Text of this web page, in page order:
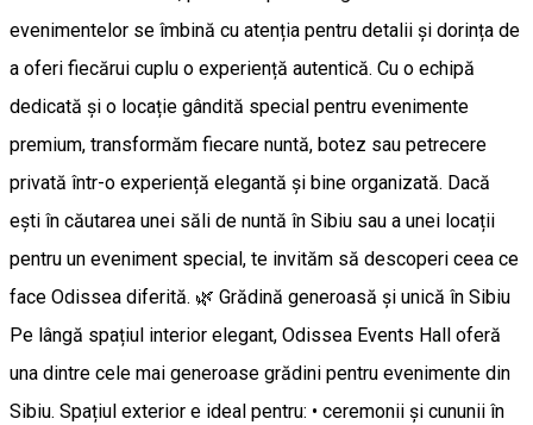
evenimentelor se îmbină cu atenția pentru detalii și dorința de
a oferi fiecărui cuplu o experiență autentică. Cu o echipă
dedicată și o locație gândită special pentru evenimente
premium, transformăm fiecare nuntă, botez sau petrecere
privată într-o experiență elegantă și bine organizată. Dacă
ești în căutarea unei săli de nuntă în Sibiu sau a unei locații
pentru un eveniment special, te invităm să descoperi ceea ce
face Odissea diferită. 🌿 Grădină generoasă și unică în Sibiu
Pe lângă spațiul interior elegant, Odissea Events Hall oferă
una dintre cele mai generoase grădini pentru evenimente din
Sibiu. Spațiul exterior e ideal pentru: • ceremonii și cununii în